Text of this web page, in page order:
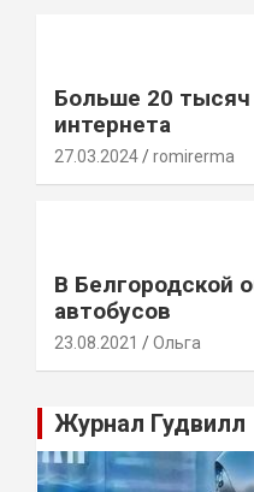
Больше 20 тысяч
интернета
27.03.2024 romirerma
В Белгородской
автобусов
23.08.2021 Ольга
Журнал Гудвилл